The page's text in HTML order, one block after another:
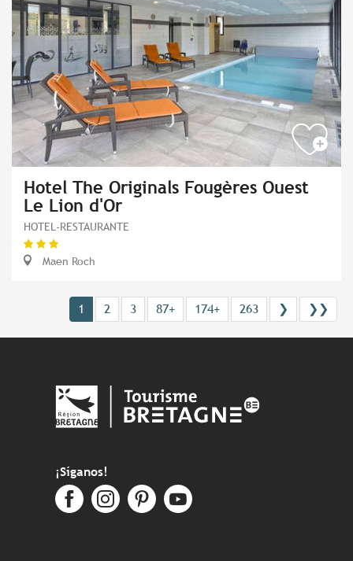
Hotel The Originals Fougères Ouest
Le Lion d'Or
HOTEL-RESTAURANTE
Maen Roch
1 2 3 87+ 174+ 263 ❯ ❯❯
¡Síganos!